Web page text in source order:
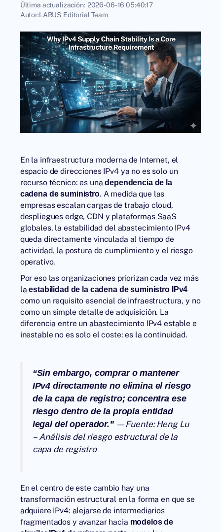
Última actualización: 2026-06-16 05:40:17
Autor:LARUS Editorial Team
En la infraestructura moderna de Internet, el
espacio de direcciones IPv4 ya no es solo un
recurso técnico: es unadependencia de la
cadena de suministro. A medida que las
empresas escalan cargas de trabajo cloud,
despliegues edge, CDN y plataformas SaaS
globales, la estabilidad del abastecimiento IPv4
queda directamente vinculada al tiempo de
actividad, la postura de cumplimiento y el riesgo
operativo.
Por eso las organizaciones priorizan cada vez más
laestabilidad de la cadena de suministro IPv4
como un requisito esencial de infraestructura, y no
como un simple detalle de adquisición. La
diferencia entre un abastecimiento IPv4 estable e
inestable no es solo el coste: es la continuidad.
“Sin embargo, comprar o mantener
IPv4 directamente no elimina el riesgo
de la capa de registro; concentra ese
riesgo dentro de la propia entidad
legal del operador.” — Fuente:Heng Lu
– Análisis del riesgo estructural de la
capa de registro
En el centro de este cambio hay una
transformación estructural en la forma en que se
adquiere IPv4: alejarse de intermediarios
fragmentados y avanzar hacia modelos de